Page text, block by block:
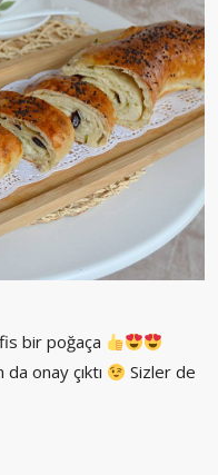
bir poğaça
onay çıktı
Sizler de